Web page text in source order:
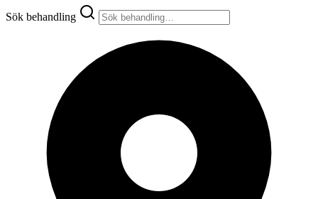
Sök behandling